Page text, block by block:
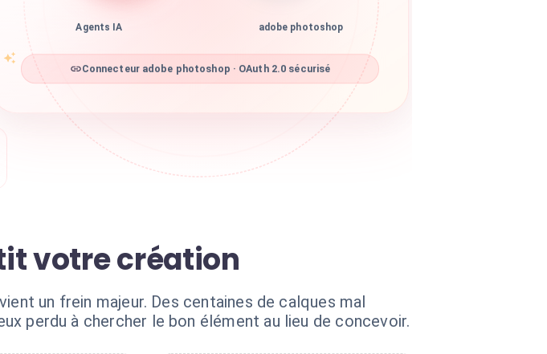
Agents IA adobe photoshop
Connecteur adobe photoshop · OAuth 2.0 sécurisé
votre création
un frein majeur. Des centaines de calques mal
perdu à chercher le bon élément au lieu de concevoir.